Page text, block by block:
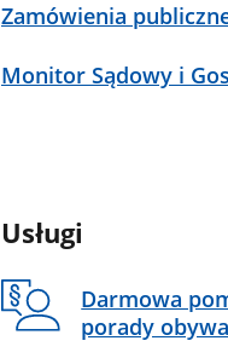
Zamówienia
Monitor Sądowy i
Usługi
Darmowa
porady